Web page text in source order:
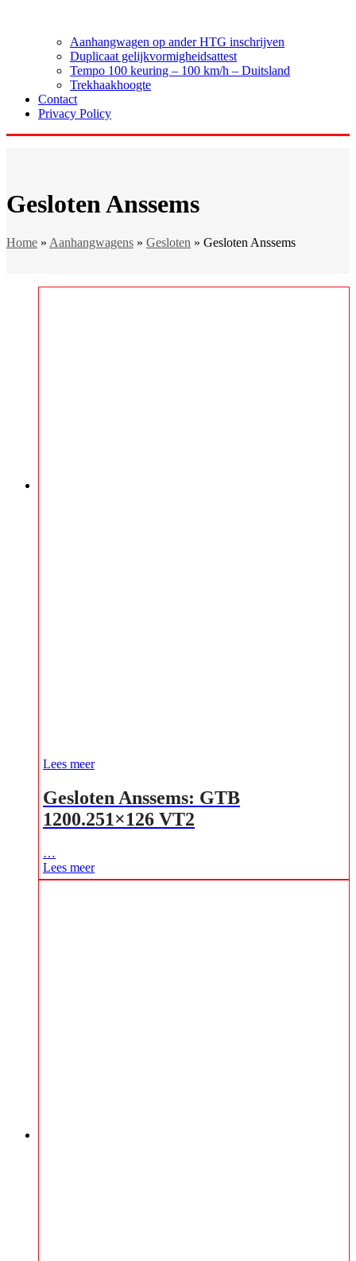
Aanhangwagen op ander HTG inschrijven
Duplicaat gelijkvormigheidsattest
Tempo 100 keuring – 100 km/h – Duitsland
Trekhaakhoogte
Contact
Privacy Policy
Gesloten Anssems
Home » Aanhangwagens » Gesloten » Gesloten Anssems
Lees meer
Gesloten Anssems: GTB
1200.251×126 VT2
…
Lees meer